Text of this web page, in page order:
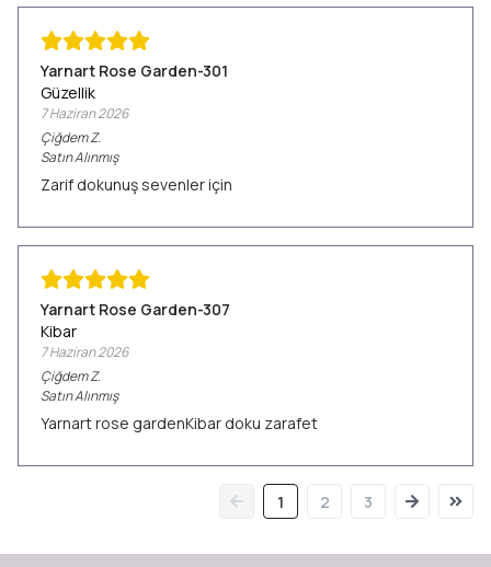
Yarnart Rose Garden-301
Güzellik
7 Haziran 2026
ÇiğdemZ.
Satın Alınmış
Zarif dokunuş sevenler için
Yarnart Rose Garden-307
Kibar
7 Haziran 2026
ÇiğdemZ.
Satın Alınmış
Yarnart rose gardenKibar doku zarafet
1 2 3